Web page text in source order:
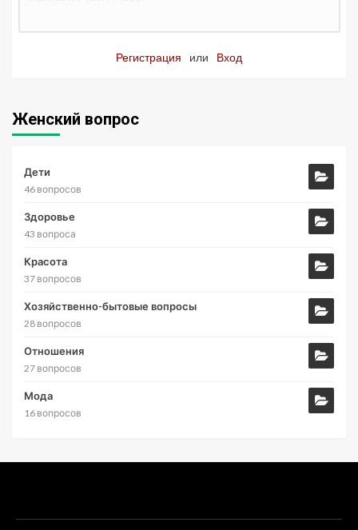
Регистрация или Вход
Женский вопрос
Дети
46 вопросов
Здоровье
43 вопроса
Красота
37 вопросов
Хозяйственно-бытовые вопросы
28 вопросов
Отношения
27 вопросов
Мода
16 вопросов